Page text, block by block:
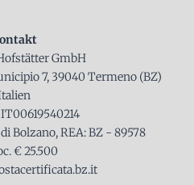
GmbH
7, 39040 Termeno (BZ)
IT00619540214
Bolzano, REA: BZ - 89578
€ 25.500